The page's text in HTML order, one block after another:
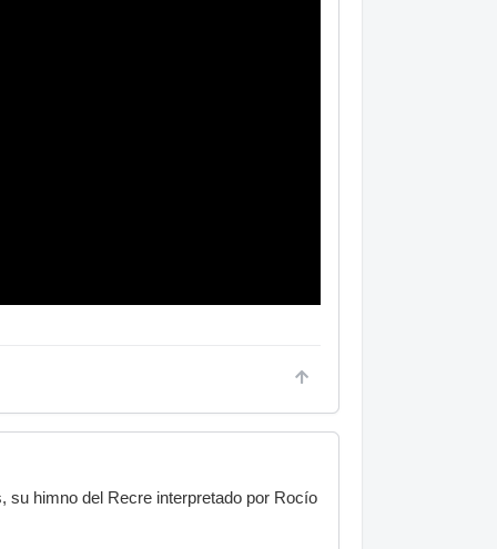
su himno del Recre interpretado por Rocío